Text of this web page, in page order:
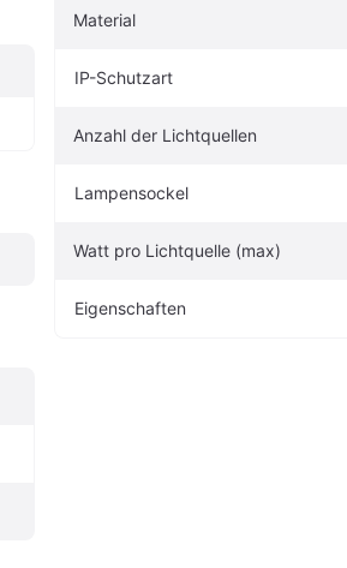
Material
IP-Schutzart
Anzahl der Lichtquellen
Lampensockel
Watt pro Lichtquelle (max)
Eigenschaften